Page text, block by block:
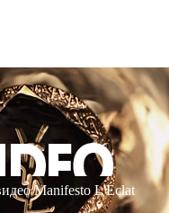
Manifesto L'Éclat